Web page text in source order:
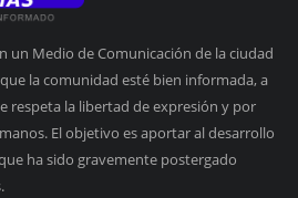
un Medio de Comunicación de la ciudad
la comunidad esté bien informada, a
respeta la libertad de expresión y por
El objetivo es aportar al desarrollo
ha sido gravemente postergado